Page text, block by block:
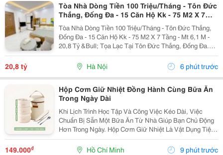
Tòa Nhà Dòng Tiền 100 Triệu/Tháng - Tôn Đức
Thắng, Đống Đa - 15 Căn Hộ Kk - 75 M2 X 7
Tầng - Mt 6,1 M - 20,8 Tỷ
Tòa Nhà Dòng Tiền 100 Triệu/Tháng - Tôn Đức Thắng,
Đống Đa - 15 Căn Hộ Kk - 75 M2 X 7 Tầng - Mt 6,1 M -
20,8 Tỷ &Bull; Tọa Lạc Tại Tôn Đức Thắng, Đống Đa.
Cách Mặt Phố Khoảng 50 Mét, Cách Ô Tô Tránh Khoảng
10 Mét, Vị Trí Thuận Tiện Khai Thác...
20,8 tỷ Hà Nội 6 phút trước
Hộp Cơm Giữ Nhiệt Đồng Hành Cùng Bữa Ăn
Trong Ngày Dài
Khi Lịch Trình Học Tập Và Công Việc Kéo Dài, Việc
Chuẩn Bị Sẵn Một Bữa Ăn Từ Nhà Giúp Bạn Chủ Động
Hơn Trong Ngày. Hộp Cơm Giữ Nhiệt Là Vật Dụng Tiện
Lợi, Hỗ Trợ Mang Theo Nhiều Món Ăn Và Phù Hợp Với
Những Người Thường Xuyên Ăn Trưa Tại Trường,
149.000₫ Hồ Chí Minh 9 phút trước